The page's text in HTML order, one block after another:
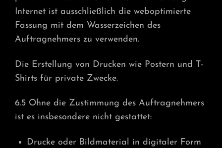
Internet ist ausschließlich die weboptimierte
Fassung mit dem Wasserzeichen des
Auftragnehmers zu verwenden.
Die Erstellung von Drucken wie Postern und T-
Shirts für private Zwecke.
6.5 Ohne die Zustimmung des Auftragnehmers
ist es insbesondere nicht gestattet:
Drucke oder Bildmaterial in digitaler Form